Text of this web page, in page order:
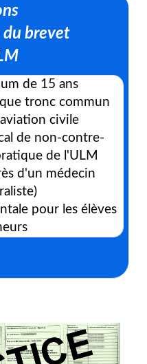
brevet
de 15 ans
tronc commun
civile
de non-contre-
de l'ULM
d'un médecin
pour les élèves